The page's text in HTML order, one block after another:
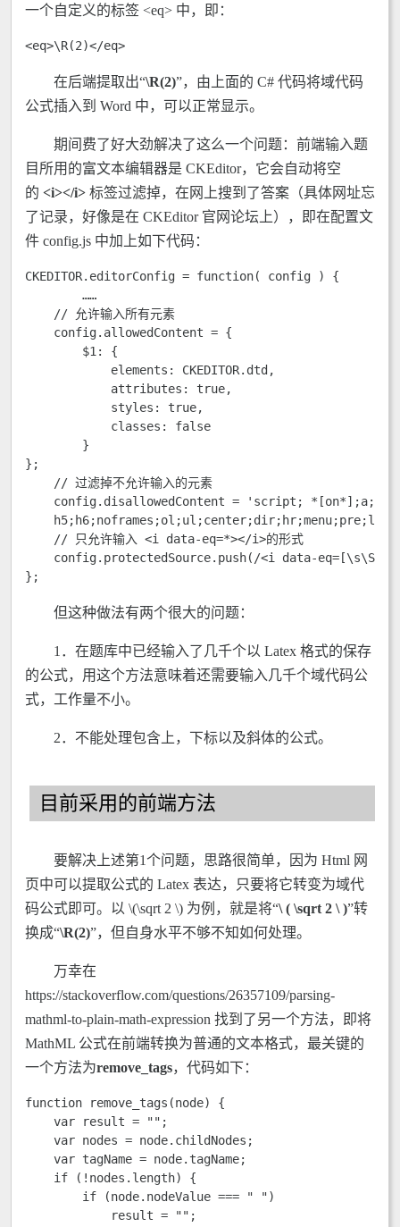
一个自定义的标签 <eq> 中，即：
<eq>\R(2)</eq>
在后端提取出“\R(2)”，由上面的 C# 代码将域代码
公式插入到 Word 中，可以正常显示。
期间费了好大劲解决了这么一个问题：前端输入题
目所用的富文本编辑器是 CKEditor，它会自动将空
的 <i></i> 标签过滤掉，在网上搜到了答案（具体网址忘
了记录，好像是在 CKEditor 官网论坛上），即在配置文
件 config.js 中加上如下代码：
CKEDITOR.editorConfig = function( config ) {
    // 允许输入所有元素
    config.allowedContent = {
        $1: {
            elements: CKEDITOR.dtd,
            attributes: true,
            styles: true,
            classes: false
        }
};
    // 过滤掉不允许输入的元素
config.disallowedContent = 'script;
    // 只允许输入 <i data-eq=*></i>的形式
config.protectedSource.push(/<i data-
};
但这种做法有两个很大的问题：
1．在题库中已经输入了几千个以 Latex 格式的保存
的公式，用这个方法意味着还需要输入几千个域代码公
式，工作量不小。
2．不能处理包含上，下标以及斜体的公式。
目前采用的前端方法
要解决上述第1个问题，思路很简单，因为 Html 网
页中可以提取公式的 Latex 表达，只要将它转变为域代
码公式即可。以 \(\sqrt 2 \) 为例，就是将“\ ( \sqrt 2 \ )”转
换成“\R(2)”，但自身水平不够不知如何处理。
万幸在
https://stackoverflow.com/questions/26357109/parsing-
mathml-to-plain-math-expression 找到了另一个方法，即将
MathML 公式在前端转换为普通的文本格式，最关键的
一个方法为remove_tags，代码如下：
function remove_tags(node) {
    var result = "";
    var nodes = node.childNodes;
    var tagName = node.tagName;
    if (!nodes.length) {
        if (node.nodeValue === " ")
            result = "";